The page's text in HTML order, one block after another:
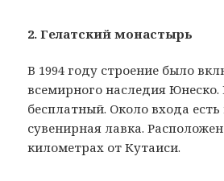
2. Гелатский монастырь
В 1994 году строение было
всемирного наследия Юнеско.
бесплатный. Около входа
сувенирная лавка.
километрах от Кутаиси.